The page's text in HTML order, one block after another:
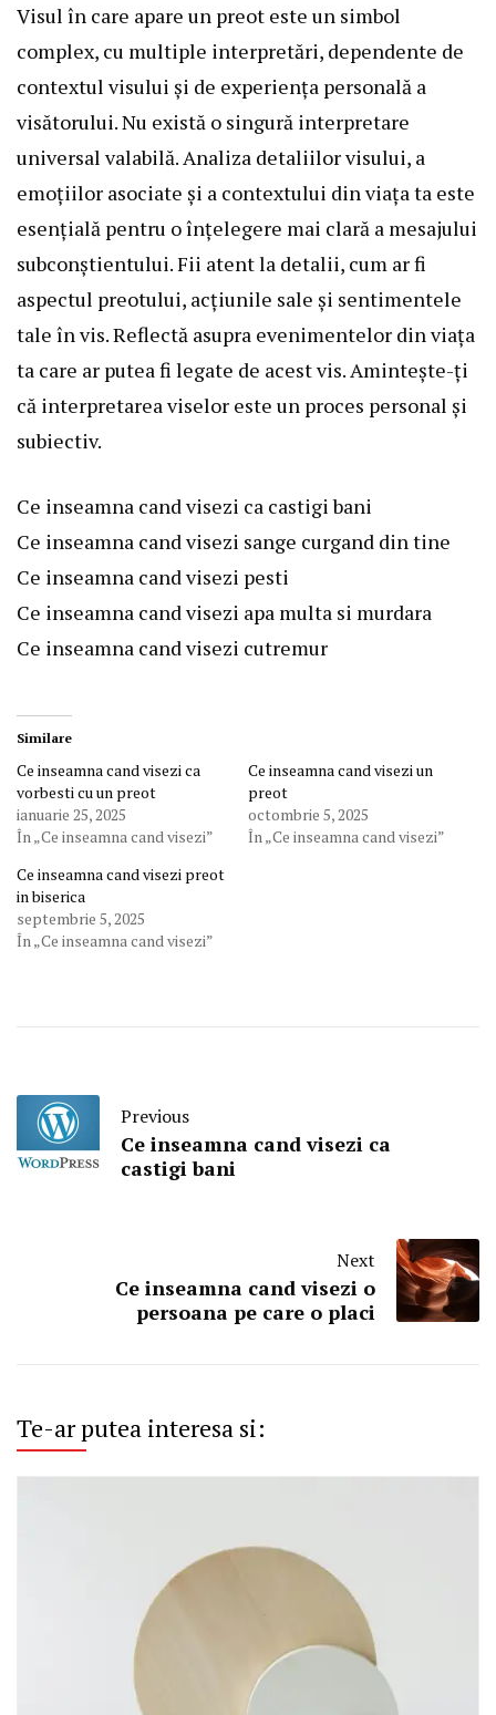
Visul în care apare un preot este un simbol
complex, cu multiple interpretări, dependente de
contextul visului și de experiența personală a
visătorului. Nu există o singură interpretare
universal valabilă. Analiza detaliilor visului, a
emoțiilor asociate și a contextului din viața ta este
esențială pentru o înțelegere mai clară a mesajului
subconștientului. Fii atent la detalii, cum ar fi
aspectul preotului, acțiunile sale și sentimentele
tale în vis. Reflectă asupra evenimentelor din viața
ta care ar putea fi legate de acest vis. Amintește-ți
că interpretarea viselor este un proces personal și
subiectiv.
Ce inseamna cand visezi ca castigi bani
Ce inseamna cand visezi sange curgand din tine
Ce inseamna cand visezi pesti
Ce inseamna cand visezi apa multa si murdara
Ce inseamna cand visezi cutremur
Similare
Ce inseamna cand visezi ca
vorbesti cu un preot
ianuarie 25, 2025
În „Ce inseamna cand visezi”
Ce inseamna cand visezi un
preot
octombrie 5, 2025
În „Ce inseamna cand visezi”
Ce inseamna cand visezi preot
in biserica
septembrie 5, 2025
În „Ce inseamna cand visezi”
Previous
Ce inseamna cand visezi ca
castigi bani
Next
Ce inseamna cand visezi o
persoana pe care o placi
Te-ar putea interesa si: